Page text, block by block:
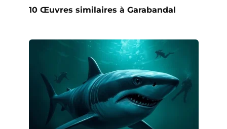
10 Œuvres similaires à Garabandal